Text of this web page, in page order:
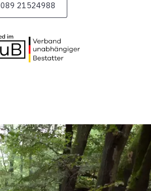
089 21524988